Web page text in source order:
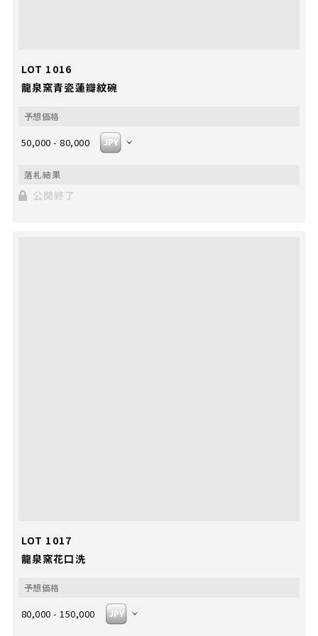
LOT 1016
龍泉窯青瓷蓮瓣紋碗
50,000 - 80,000
公開終了
LOT 1017
龍泉窯花口洗
80,000 - 150,000